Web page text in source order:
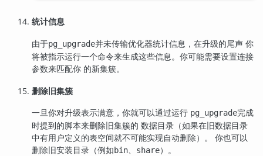
统计信息
由于pg_upgrade并未传输优化器统计信息，在升级的尾声 你
将被指示运行一个命令来生成这些信息。你可能需要设置连接
参数来匹配你 的新集簇。
删除旧集簇
一旦你对升级表示满意，你就可以通过运行 pg_upgrade完成
时提到的脚本来删除旧集簇的 数据目录（如果在旧数据目录
中有用户定义的表空间就不可能实现自动删除）。 你也可以
删除旧安装目录（例如bin、 share）。